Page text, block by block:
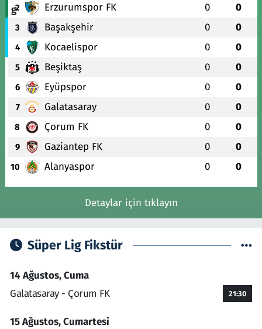
2 Erzurumspor FK 0 0
3 Başakşehir 0 0
4 Kocaelispor 0 0
5 Beşiktaş 0 0
6 Eyüpspor 0 0
7 Galatasaray 0 0
8 Çorum FK 0 0
9 Gaziantep FK 0 0
10 Alanyaspor 0 0
Detaylar için tıklayın
Süper Lig Fikstür
14 Ağustos, Cuma
Galatasaray - Çorum FK
21:30
15 Ağustos, Cumartesi